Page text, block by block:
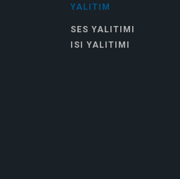
YALITIM
SES YALITIMI
ISI YALITIMI